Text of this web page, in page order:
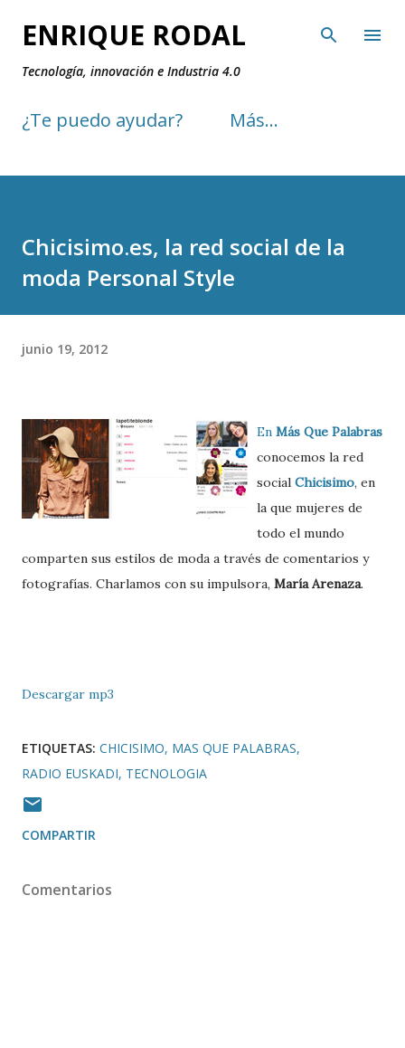
Ir al contenido principal
ENRIQUE RODAL
Tecnología, innovación e Industria 4.0
¿Te puedo ayudar? Más…
Chicisimo.es, la red social de la
moda Personal Style
junio 19, 2012
En Más Que Palabras
conocemos la red
social Chicisimo, en
la que mujeres de
todo el mundo
comparten sus estilos de moda a través de comentarios y
fotografías. Charlamos con su impulsora, María Arenaza.
Descargar mp3
ETIQUETAS: CHICISIMO MAS QUE PALABRAS
RADIO EUSKADI TECNOLOGIA
COMPARTIR
Comentarios